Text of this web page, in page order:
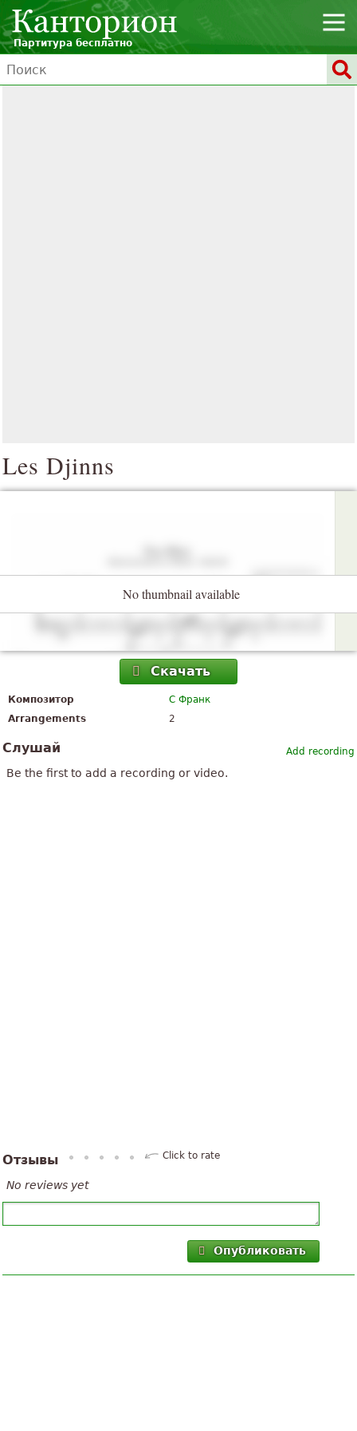
Партитура бесплатно
Les Djinns
No thumbnail available
Скачать
Композитор
С Франк
Arrangements
2
Add recording
Слушай
Be the first to add a recording or video.
Отзывы Click to rate
No reviews yet
Опубликовать